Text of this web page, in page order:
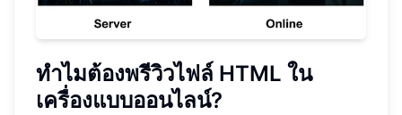
ทำไมต้องพรีวิวไฟล์ HTML ใน
เครื่องแบบออนไลน์?